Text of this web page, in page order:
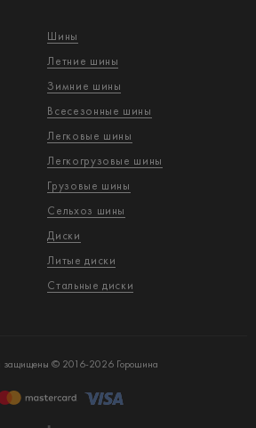
Шины
Летние шины
Зимние шины
Всесезонные шины
Легковые шины
Легкогрузовые шины
Грузовые шины
Сельхоз шины
Диски
Литые диски
Стальные диски
защищены © 2016-2026 Горошина